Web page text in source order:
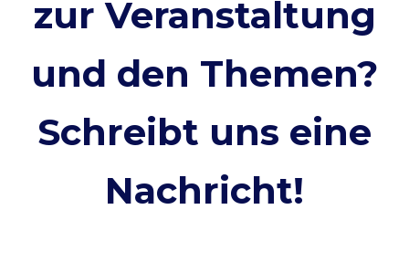
zur Veranstaltung
und den Themen?
Schreibt uns eine
Nachricht!